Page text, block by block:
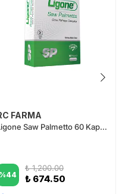
FARMA
Ligone Saw Palmetto 60 Kapsül
%44
₺ 1,200.00
₺ 674.50